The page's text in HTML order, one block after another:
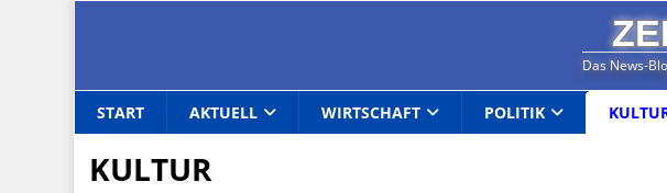
Das News-
START AKTUELL WIRTSCHAFT POLITIK
KULTUR